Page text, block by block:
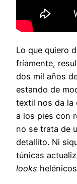
Lo que quiero
fríamente,
dos mil años
estando de
textil nos da la
a los pies con
no se trata de
detallito. Ni
túnicas
looks